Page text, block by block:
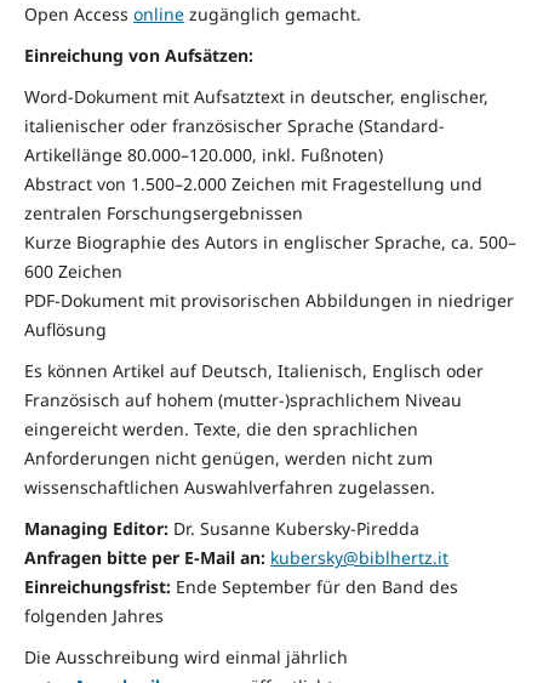
Open Access onlinezugänglich gemacht.
Einreichung von Aufsätzen:
Word-Dokument mit Aufsatztext in deutscher, englischer,
italienischer oder französischer Sprache (Standard-
Artikellänge 80.000–120.000, inkl. Fußnoten)
Abstract von 1.500–2.000 Zeichen mit Fragestellung und
zentralen Forschungsergebnissen
Kurze Biographie des Autors in englischer Sprache, ca. 500–
600 Zeichen
PDF-Dokument mit provisorischen Abbildungen in niedriger
Auflösung
Es können Artikel auf Deutsch, Italienisch, Englisch oder
Französisch auf hohem (mutter-)sprachlichem Niveau
eingereicht werden. Texte, die den sprachlichen
Anforderungen nicht genügen, werden nicht zum
wissenschaftlichen Auswahlverfahren zugelassen.
Managing Editor:Dr. Susanne Kubersky-Piredda
Anfragen bitte per E-Mail an: kubersky@biblhertz.it
Einreichungsfrist:Ende September für den Band des
folgenden Jahres
Die Ausschreibung wird einmal jährlich